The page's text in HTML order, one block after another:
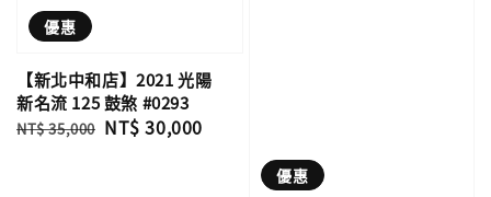
優惠
【新北中和店】2021 光陽
新名流 125 鼓煞 #0293
Regular
NT$ 35,000 Sale
NT$ 30,000
優惠